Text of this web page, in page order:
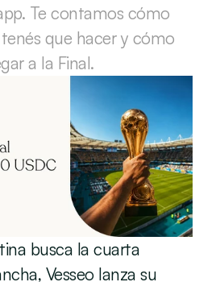
Te contamos cómo
que hacer y cómo
a la Final.
busca la cuarta
Vesseo lanza su